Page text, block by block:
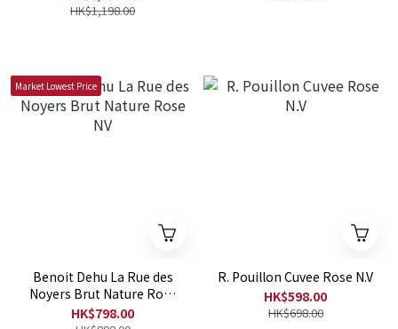
HK$1,198.00
Market Lowest Price
Benoit Dehu La Rue des
Noyers Brut Nature Rose
NV
HK$798.00
R. Pouillon Cuvee Rose N.V
HK$598.00
HK$698.00